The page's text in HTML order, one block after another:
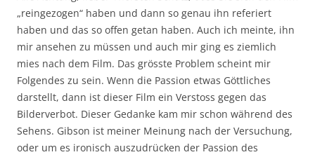
„reingezogen“ haben und dann so genau ihn referiert
haben und das so offen getan haben. Auch ich meinte, ihn
mir ansehen zu müssen und auch mir ging es ziemlich
mies nach dem Film. Das grösste Problem scheint mir
Folgendes zu sein. Wenn die Passion etwas Göttliches
darstellt, dann ist dieser Film ein Verstoss gegen das
Bilderverbot. Dieser Gedanke kam mir schon während des
Sehens. Gibson ist meiner Meinung nach der Versuchung,
oder um es ironisch auszudrücken der Passion des